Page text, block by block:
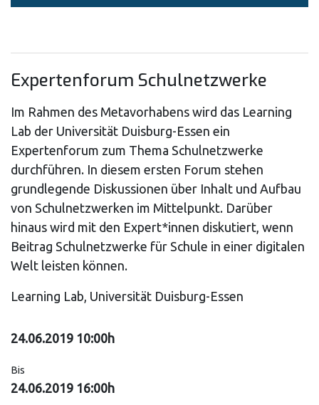
Expertenforum Schulnetzwerke
Im Rahmen des Metavorhabens wird das Learning
Lab der Universität Duisburg-Essen ein
Expertenforum zum Thema Schulnetzwerke
durchführen. In diesem ersten Forum stehen
grundlegende Diskussionen über Inhalt und Aufbau
von Schulnetzwerken im Mittelpunkt. Darüber
hinaus wird mit den Expert*innen diskutiert, wenn
Beitrag Schulnetzwerke für Schule in einer digitalen
Welt leisten können.
Learning Lab, Universität Duisburg-Essen
24.06.2019 10:00h
Bis
24.06.2019 16:00h